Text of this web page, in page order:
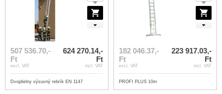
507 536.70,-
Ft
excl. VAT
624 270.14,-
Ft
incl. VAT
Dvojdielny výsuvný rebrík EN 1147
182 046.37,-
Ft
excl. VAT
223 917.03,-
Ft
incl. VAT
PROFI PLUS 10m